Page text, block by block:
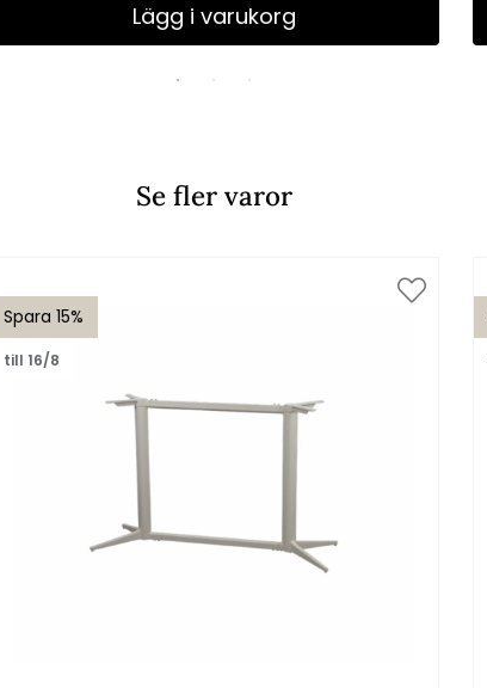
Lägg i varukorg
Se fler varor
Spara 15%
till 16/8